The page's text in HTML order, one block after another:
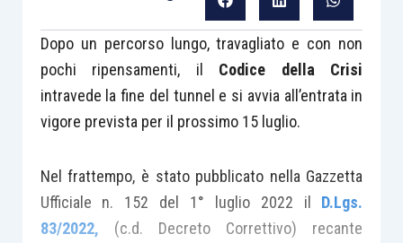
Dopo un percorso lungo, travagliato e con non
pochi ripensamenti, il Codice della Crisi
intravede la fine del tunnel e si avvia all’entrata in
vigore prevista per il prossimo 15 luglio.
Nel frattempo, è stato pubblicato nella Gazzetta
Ufficiale n. 152 del 1° luglio 2022 il D.Lgs.
83/2022, (c.d. Decreto Correttivo) recante